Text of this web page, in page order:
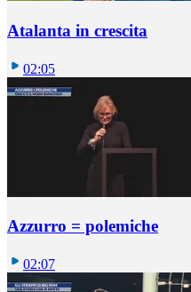
Atalanta in crescita
02:05
Azzurro = polemiche
02:07